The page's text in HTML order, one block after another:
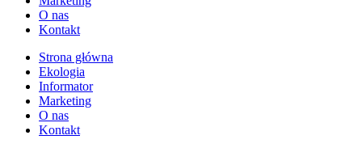
O nas
Kontakt
Strona główna
Ekologia
Informator
Marketing
O nas
Kontakt